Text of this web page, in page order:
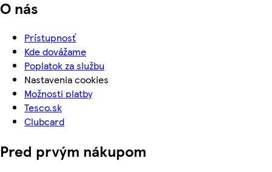
O nás
Prístupnosť
Kde dovážame
Poplatok za službu
Nastavenia cookies
Možnosti platby
Tesco.sk
Clubcard
Pred prvým nákupom